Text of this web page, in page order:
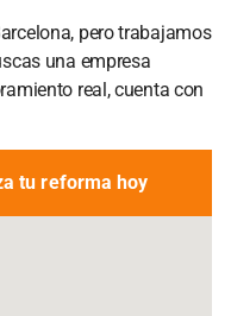
pero trabajamos
una empresa
real, cuenta con
tu reforma hoy